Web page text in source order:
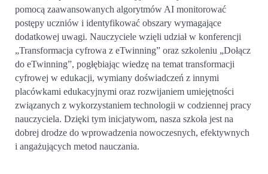
pomocą zaawansowanych algorytmów AI monitorować
postępy uczniów i identyfikować obszary wymagające
dodatkowej uwagi. Nauczyciele wzięli udział w konferencji
„Transformacja cyfrowa z eTwinning” oraz szkoleniu „Dołącz
do eTwinning”, pogłębiając wiedzę na temat transformacji
cyfrowej w edukacji, wymiany doświadczeń z innymi
placówkami edukacyjnymi oraz rozwijaniem umiejętności
związanych z wykorzystaniem technologii w codziennej pracy
nauczyciela. Dzięki tym inicjatywom, nasza szkoła jest na
dobrej drodze do wprowadzenia nowoczesnych, efektywnych
i angażujących metod nauczania.